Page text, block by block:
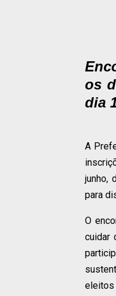
os
dia
A
junho,
para
O
cuidar
eleitos